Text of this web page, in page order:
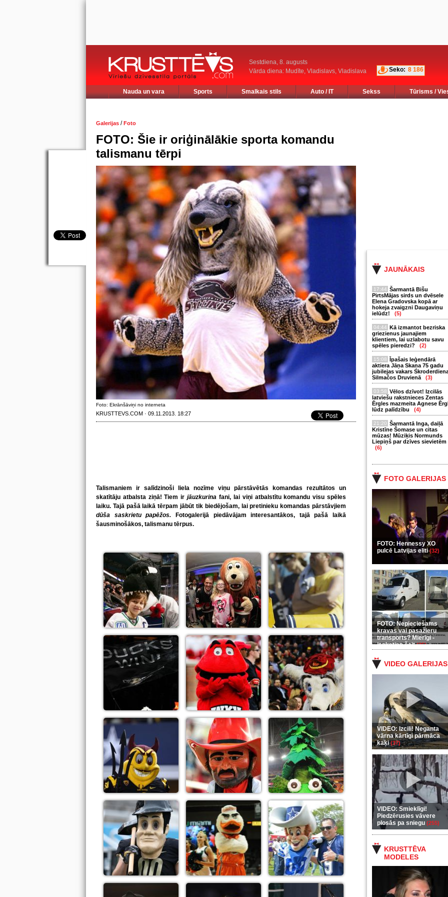
Sestdiena, 8. augusts
Vārda diena: Mudīte, Vladislavs, Vladislava
Seko: 8 186
Nauda un vara Sports Smalkais stils Auto / IT Sekss Tūrisms /
JAUNĀKAIS
17:44 Šarmantā Bišu
PirtsMājas sirds un dvēsele
Elena Gradovska kopā ar
hokeja zvaigzni Daugaviņu
ielūdz!
(5)
04:44 Kā izmantot bezriska
griezienus jaunajiem
klientiem, lai uzlabotu savu
spēles pieredzi?
(2)
15:08 Īpašais leģendārā
aktiera Jāņa Skaņa 75 gadu
jubilejas vakars
Silmačos Druvienā
(3)
03:58 Vēlos dzīvot! Izcilās
latviešu rakstnieces Zentas
Ērgles mazmeita Agnese
lūdz palīdzību
(4)
21:20 Šarmantā Inga, daiļā
Kristīne Šomase un citas
mūzas! Mūziķis Normunds
Liepiņš par dzīves sievietēm
(6)
FOTO GALERIJAS
FOTO: Hennessy XO
pulcē Latvijas eliti(32)
FOTO: Nepieciešams
kravas vai pasažieru
transports? Mierīgi -
ieskaties šeit(35)
VIDEO GALERIJAS
VIDEO: Izcili! Neganta
vārna kārtīgi pārmāca
kaķi(37)
VIDEO: Smieklīgi!
Piedzērusies vāvere
plosās pa sniegu (255)
KRUSTTĒVA
MODELES
Galerijas /Foto
FOTO: Šie ir oriģinālākie sporta komandu
talismanu tērpi
Foto: Ekrānšāviņi no interneta
KRUSTTEVS.COM · 09.11.2013. 18:27
Talismaniem ir salīdzinoši liela nozīme viņu pārstāvētās komandas rezultātos un
skatītāju atbalsta ziņā! Tiem irjāuzkurinafani, lai viņi atbalstītu komandu visu spēles
laiku. Tajā pašā laikā tērpam jābūt tik biedējošam, lai pretinieku komandas pārstāvjiem
dūša saskrietu papēžos. Fotogalerijā piedāvājam interesantākos, tajā pašā laikā
šausminošākos, talismanu tērpus.